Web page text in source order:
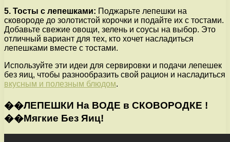
5. Тосты с лепешками: Поджарьте лепешки на
сковороде до золотистой корочки и подайте их с тостами.
Добавьте свежие овощи, зелень и соусы на выбор. Это
отличный вариант для тех, кто хочет насладиться
лепешками вместе с тостами.
Используйте эти идеи для сервировки и подачи лепешек
без яиц, чтобы разнообразить свой рацион и насладиться
вкусным и полезным блюдом.
��ЛЕПЕШКИ На ВОДЕ в СКОВОРОДКЕ !
��Мягкие Без Яиц!